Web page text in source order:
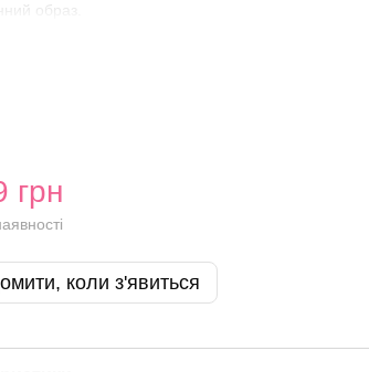
образ.
грн
коли з'явиться